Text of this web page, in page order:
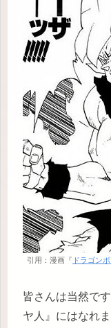
引用：漫画『 ドラゴン
皆さんは当然で
ヤ人』にはなれま